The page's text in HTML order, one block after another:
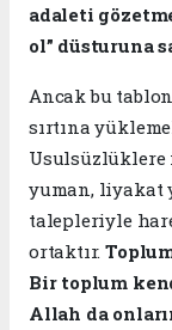
adaleti
ol” düsturuna
​Ancak bu
sırtına
Usulsüzlüklere
yuman, liyakat
talepleriyle
ortaktır.
Bir toplum
Allah da